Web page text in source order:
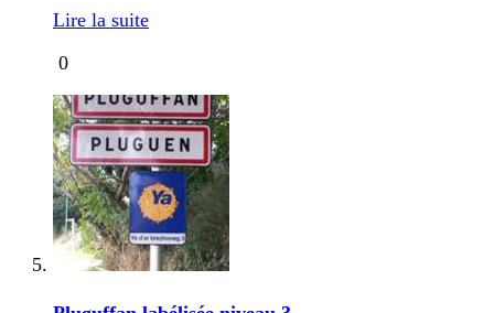
Lire la suite
0